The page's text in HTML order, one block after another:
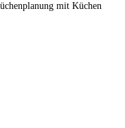
mit Küchen